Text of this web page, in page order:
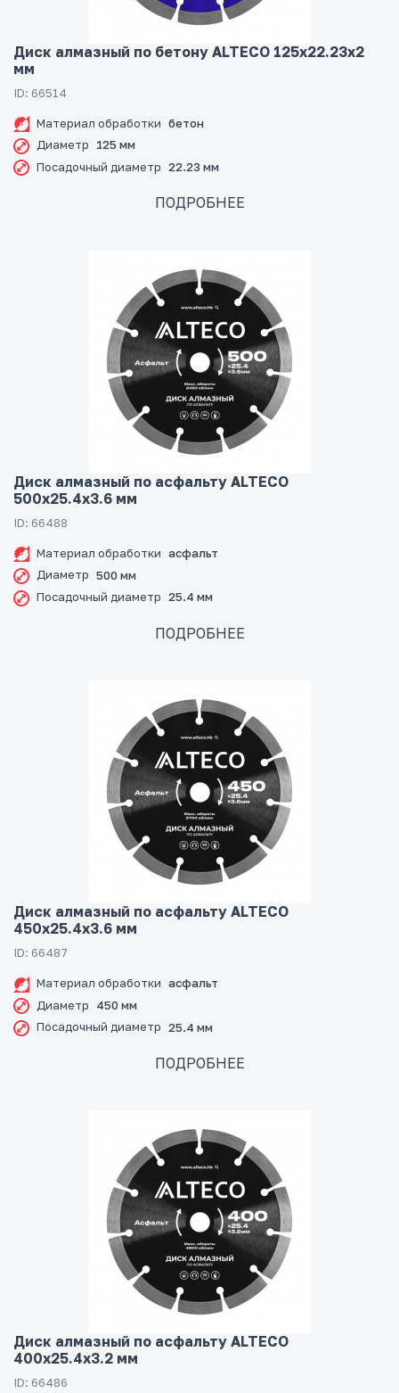
Диск алмазный по бетону ALTECO 125x22.23x2
мм
ID: 66514
Материал обработки бетон
Диаметр
125 мм
Посадочный диаметр 22.23 мм
ПОДРОБНЕЕ
Диск алмазный по асфальту ALTECO
500x25.4x3.6 мм
ID: 66488
Материал обработки асфальт
Диаметр 500 мм
Посадочный диаметр 25.4 мм
ПОДРОБНЕЕ
Диск алмазный по асфальту ALTECO
450x25.4x3.6 мм
ID: 66487
Материал обработки асфальт
Диаметр
450 мм
Посадочный диаметр 25.4 мм
ПОДРОБНЕЕ
Диск алмазный по асфальту ALTECO
400x25.4x3.2 мм
ID: 66486